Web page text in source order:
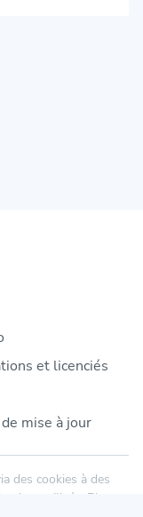
et licenciés
mise à jour
des cookies à des
n'est utilisée. Plus